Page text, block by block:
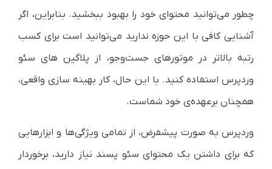
چطور می‌توانید محتوای خود را بهبود ببخشید. بنابراین، اگر
آشنایی کافی با این حوزه ندارید می‌توانید است برای کسب
رتبه بالاتر در موتورهای جست‌وجو، از پلاگین های سئو
وردپرس استفاده کنید. با این حال، کار بهینه سازی واقعی،
همچنان برعهده‌ی خود شماست.
وردپرس به صورت پیشفرض، از تمامی ویژگی‌ها و ابزارهایی
که برای داشتن یک محتوای سئو پسند نیاز دارید، برخوردار